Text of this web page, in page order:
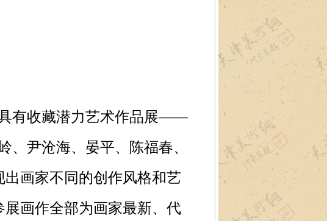
有收藏潜力艺术作品展——
、尹沧海、晏平、陈福春、
画家不同的创作风格和艺
画作全部为画家最新、代